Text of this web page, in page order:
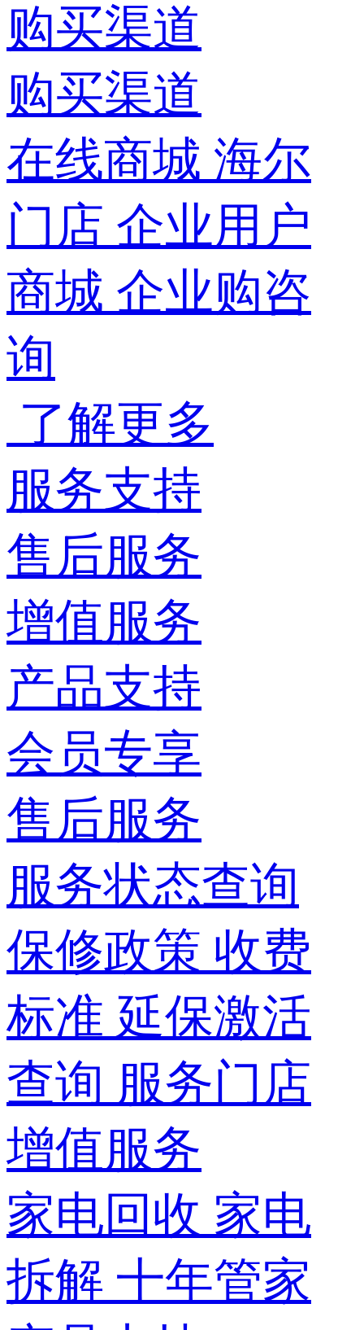
购买渠道
购买渠道
在线商城 海尔
门店 企业用户
商城 企业购咨
询
了解更多
服务支持
售后服务
增值服务
产品支持
会员专享
售后服务
服务状态查询
保修政策 收费
标准 延保激活
查询 服务门店
增值服务
家电回收 家电
拆解 十年管家